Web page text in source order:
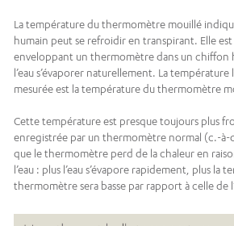
La température du thermomètre mouillé
humain peut se refroidir en transpirant. Elle est
enveloppant un thermomètre dans un chiffon
l’eau s’évaporer naturellement. La température
mesurée est la température du thermomètre
Cette température est presque toujours plus
enregistrée par un thermomètre normal (c.-à-
que le thermomètre perd de la chaleur en
l’eau : plus l’eau s’évapore rapidement, plus la
thermomètre sera basse par rapport à celle de